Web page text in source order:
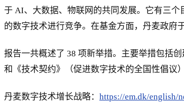
于 AI、大数据、物联网的共同发展。它有三
的数字技术进行竞争。在基金方面，丹麦政府
报告一共概述了 38 项新举措。主要举措包括
和《技术契约》（促进数字技术的全国性倡议
丹麦数字技术增长战略： https://em.dk/english/